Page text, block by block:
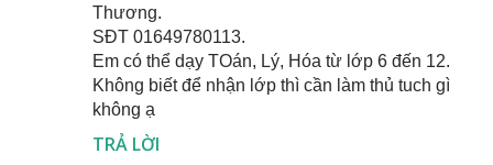
Thương.
SĐT 01649780113.
Em có thể dạy TOán, Lý, Hóa từ lớp 6 đến 12.
Không biết để nhận lớp thì cần làm thủ tuch gì
không ạ
TRẢ LỜI